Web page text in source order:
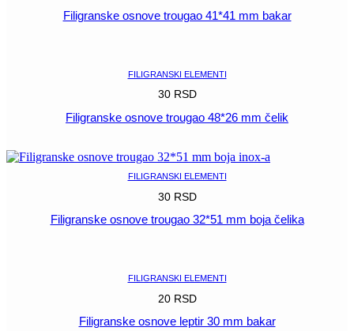
Filigranske osnove trougao 41*41 mm bakar
FILIGRANSKI ELEMENTI
30 RSD
Filigranske osnove trougao 48*26 mm čelik
FILIGRANSKI ELEMENTI
30 RSD
Filigranske osnove trougao 32*51 mm boja čelika
FILIGRANSKI ELEMENTI
20 RSD
Filigranske osnove leptir 30 mm bakar